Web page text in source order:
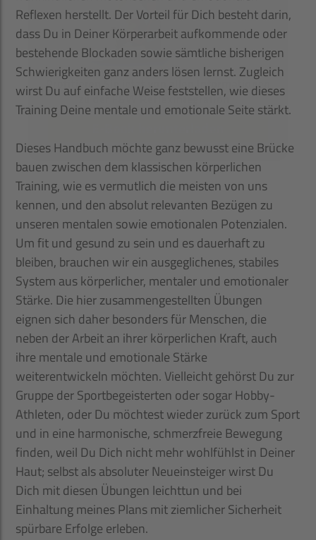
Reflexen herstellt. Der Vorteil für Dich besteht darin,
dass Du in Deiner Körperarbeit aufkommende oder
bestehende Blockaden sowie sämtliche bisherigen
Schwierigkeiten ganz anders lösen lernst. Zugleich
wirst Du auf einfache Weise feststellen, wie dieses
Training Deine mentale und emotionale Seite stärkt.
Dieses Handbuch möchte ganz bewusst eine Brücke
bauen zwischen dem klassischen körperlichen
Training, wie es vermutlich die meisten von uns
kennen, und den absolut relevanten Bezügen zu
unseren mentalen sowie emotionalen Potenzialen.
Um fit und gesund zu sein und es dauerhaft zu
bleiben, brauchen wir ein ausgeglichenes, stabiles
System aus körperlicher, mentaler und emotionaler
Stärke. Die hier zusammengestellten Übungen
eignen sich daher besonders für Menschen, die
neben der Arbeit an ihrer körperlichen Kraft, auch
ihre mentale und emotionale Stärke
weiterentwickeln möchten. Vielleicht gehörst Du zur
Gruppe der Sportbegeisterten oder sogar Hobby-
Athleten, oder Du möchtest wieder zurück zum Sport
und in eine harmonische, schmerzfreie Bewegung
finden, weil Du Dich nicht mehr wohlfühlst in Deiner
Haut; selbst als absoluter Neueinsteiger wirst Du
Dich mit diesen Übungen leichttun und bei
Einhaltung meines Plans mit ziemlicher Sicherheit
spürbare Erfolge erleben.